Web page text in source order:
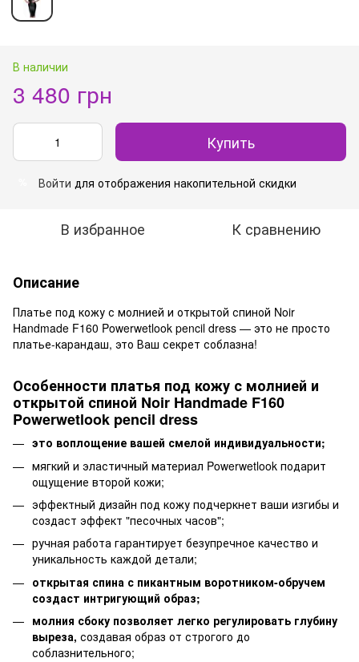
В наличии
3 480 грн
Купить
Войти для отображения накопительной скидки
В избранное К сравнению
Описание
Платье под кожу с молнией и открытой спиной Noir
Handmade F160 Powerwetlook pencil dress — это не просто
платье-карандаш, это Ваш секрет соблазна!
Особенности платья под кожу с молнией и
открытой спиной Noir Handmade F160
Powerwetlook pencil dress
это воплощение вашей смелой индивидуальности;
мягкий и эластичный материал Powerwetlook подарит
ощущение второй кожи;
эффектный дизайн под кожу подчеркнет ваши изгибы и
создаст эффект "песочных часов";
ручная работа гарантирует безупречное качество и
уникальность каждой детали;
открытая спина с пикантным воротником-обручем
создаст интригующий образ;
молния сбоку позволяет легко регулировать глубину
выреза, создавая образ от строгого до
соблазнительного;